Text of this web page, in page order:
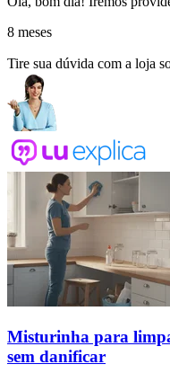
8 meses
Tire sua dúvida com a loja
Misturinha para
sem danificar